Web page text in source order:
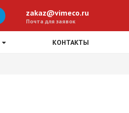
zakaz@vimeco.ru
Почта для заявок
КОНТАКТЫ